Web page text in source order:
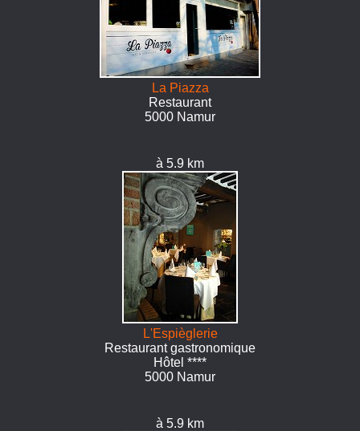
La Piazza
Restaurant
5000 Namur
à 5.9 km
L'Espièglerie
Restaurant gastronomique
Hôtel ****
5000 Namur
à 5.9 km